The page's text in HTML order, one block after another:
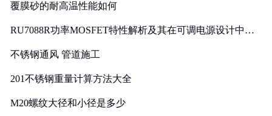
覆膜砂的耐高温性能如何
RU7088R功率MOSFET特性解析及其在可调电源设计中的
不锈钢通风 管道施工
201不锈钢重量计算方法大全
M20螺纹大径和小径是多少